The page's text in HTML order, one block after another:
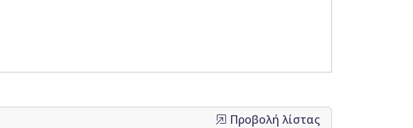
Προβολή λίστας